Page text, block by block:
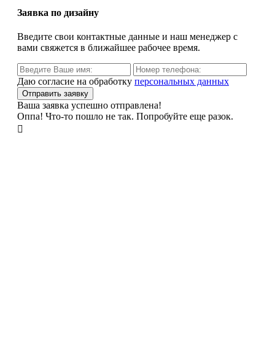
Заявка по дизайну
Введите свои контактные данные и наш менеджер с
вами свяжется в ближайшее рабочее время.
Даю согласие на обработку персональных данных
Ваша заявка успешно отправлена!
Оппа! Что-то пошло не так. Попробуйте еще разок.
